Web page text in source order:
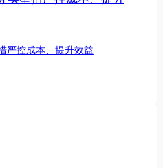
严控成本、提升效益